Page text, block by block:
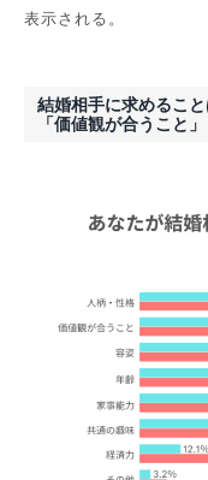
表示される。
結婚相手に求めるこ
「価値観が合うこと」